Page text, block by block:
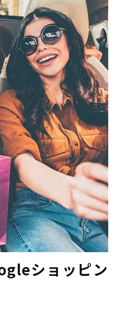
ショッピン